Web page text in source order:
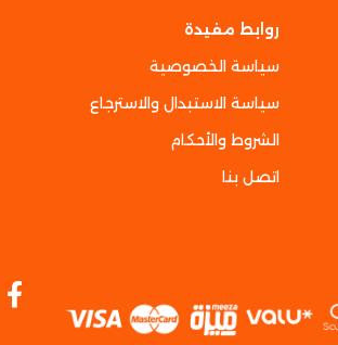
روابط مفيدة
سياسة الخصوصية
سياسة الاستبدال والاسترجاع
الشروط والأحكام
اتصل بنا